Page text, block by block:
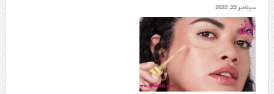
سپتامبر 22, 2022